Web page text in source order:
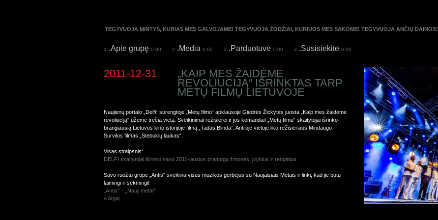
TEGYVUOJA MINTYS, KURIAS MES GALVOJAME! TEGYVUOJA ŽODŽIAI, KURIUOS MES SAKOME! TEGYVUOJA ANČIŲ DAINOS!
1 .Apie grupę 0:00 2 .Media 0:00 3 .Parduotuvė 0:00 3 .Susisiekite 0:00
2011-12-31 „KAIP MES ŽAIDĖME
REVOLIUCIJĄ“ IŠRINKTAS TARP
METŲ FILMŲ LIETUVOJE
Naujienų portalo „Delfi“ surengtoje „Metų filmo“ apklausoje Giedrės Žickytės juosta „Kaip mes žaidėme
revoliuciją“ užėmė trečią vietą. Sveikinimai režisierei ir jos komandai! „Metų filmu“ skaitytojai išrinko
brangiausią Lietuvos kino istorijoje filmą „Tadas Blinda“. Antroje vietoje liko režisieriaus Mindaugo
Survilos filmas „Stebuklų laukas“.
Visas straipsnis:
DELFI skaitytojai išrinko savo 2011-iausius pramogų žmones, įvykius ir renginius
Savo ruožtu grupė „Antis“ sveikina visus muzikos gerbėjus su Naujaisiais Metais ir linki, kad jie būtų
laimingi ir sėkmingi!
„Antis“ – „Nauji metai“
« Atgal